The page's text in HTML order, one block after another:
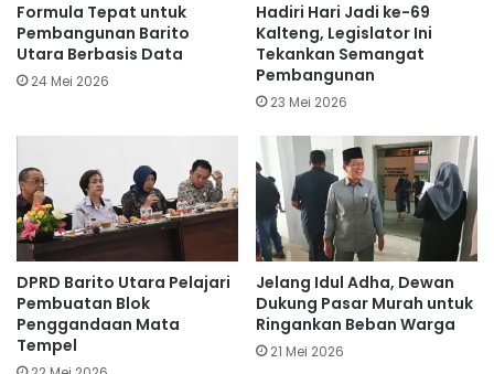
Formula Tepat untuk
Pembangunan Barito
Utara Berbasis Data
24 Mei 2026
Hadiri Hari Jadi ke-69
Kalteng, Legislator Ini
Tekankan Semangat
Pembangunan
23 Mei 2026
DPRD Barito Utara Pelajari
Pembuatan Blok
Penggandaan Mata
Tempel
Jelang Idul Adha, Dewan
Dukung Pasar Murah untuk
Ringankan Beban Warga
21 Mei 2026